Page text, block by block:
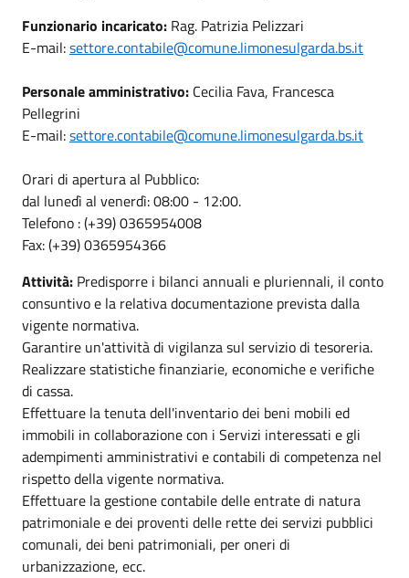
Funzionario incaricato: Rag. Patrizia Pelizzari
E-mail:settore.contabile@comune.limonesulgarda.bs.it
Personale amministrativo: Cecilia Fava, Francesca
Pellegrini
E-mail:settore.contabile@comune.limonesulgarda.bs.it
Orari di apertura al Pubblico:
dal lunedì al venerdì: 08:00 - 12:00.
Telefono : (+39) 0365954008
Fax: (+39) 0365954366
Attività: Predisporre i bilanci annuali e pluriennali, il conto
consuntivo e la relativa documentazione prevista dalla
vigente normativa.
Garantire un'attività di vigilanza sul servizio di tesoreria.
Realizzare statistiche finanziarie, economiche e verifiche
di cassa.
Effettuare la tenuta dell'inventario dei beni mobili ed
immobili in collaborazione con i Servizi interessati e gli
adempimenti amministrativi e contabili di competenza nel
rispetto della vigente normativa.
Effettuare la gestione contabile delle entrate di natura
patrimoniale e dei proventi delle rette dei servizi pubblici
comunali, dei beni patrimoniali, per oneri di
urbanizzazione, ecc.